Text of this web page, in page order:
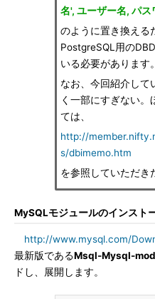
名', ユーザー名, パス
のように置き換える
PostgreSQL用の
いる必要があります。
なお、今回紹介して
く一部にすぎない。
ては、
http://
s/dbimemo.htm
を参照していただき
MySQLモジュールのインスト
http://www.mysql.com/
最新版であるMsql-Mysql-
ドし、展開します。